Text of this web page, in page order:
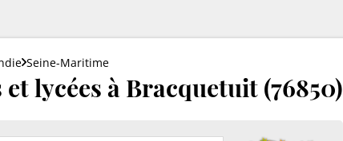
Seine-Maritime
et lycées à Bracquetuit (76850)